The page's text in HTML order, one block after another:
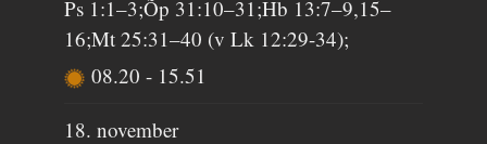
Ps 1:1–3;Õp 31:10–31;Hb 13:7–9,15–
16;Mt 25:31–40 (v Lk 12:29-34);
08.20- 15.51
18. november